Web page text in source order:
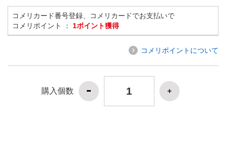
コメリカード番号登録、コメリカードでお支払いで
コメリポイント ： 1ポイント獲得
コメリポイントについて
購入個数